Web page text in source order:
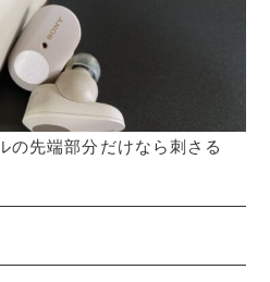
の先端部分だけなら刺さる